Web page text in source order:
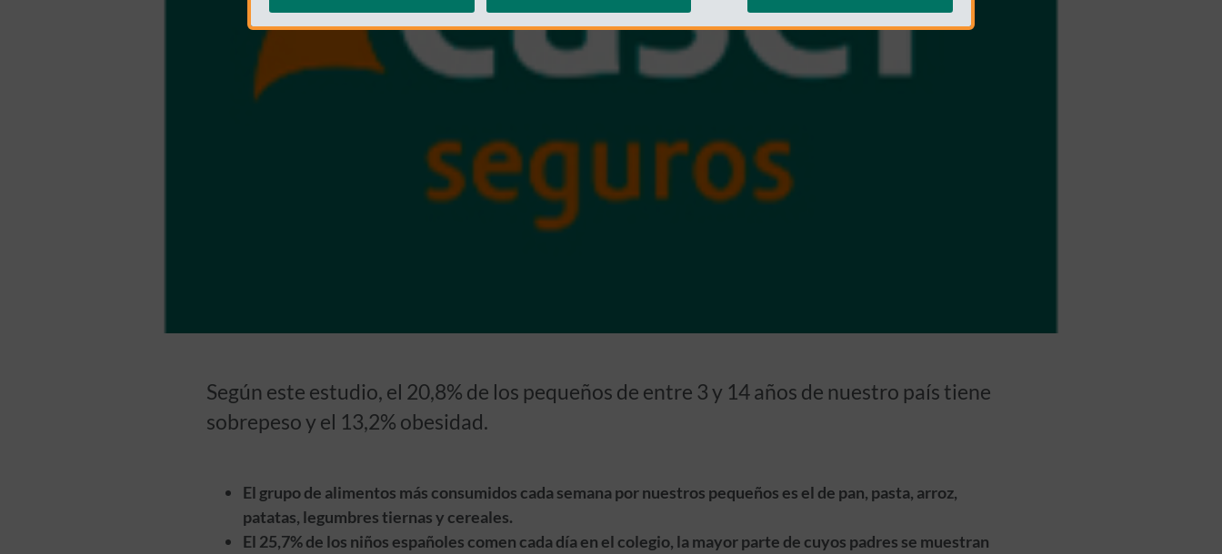
Según este estudio, el 20,8% de los pequeños de entre 3 y 14 años de nuestro país tiene
sobrepeso y el 13,2% obesidad.
El grupo de alimentos más consumidos cada semana por nuestros pequeños es el de pan, pasta, arroz,
patatas, legumbres tiernas y cereales.
El 25,7% de los niños españoles comen cada día en el colegio, la mayor parte de cuyos padres se muestran